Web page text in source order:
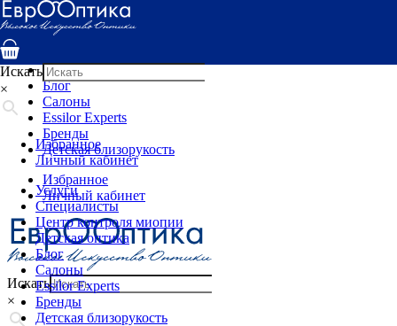
Услуги
Специалисты
Детская оптика
Блог
Салоны
Essilor Experts
Бренды
Детская близорукость
Избранное
Личный кабинет
Искать
×
Искать
×
Избранное
Личный кабинет
Услуги
Специалисты
Центр контроля миопии
Детская оптика
Блог
Салоны
Essilor Experts
Бренды
Детская близорукость